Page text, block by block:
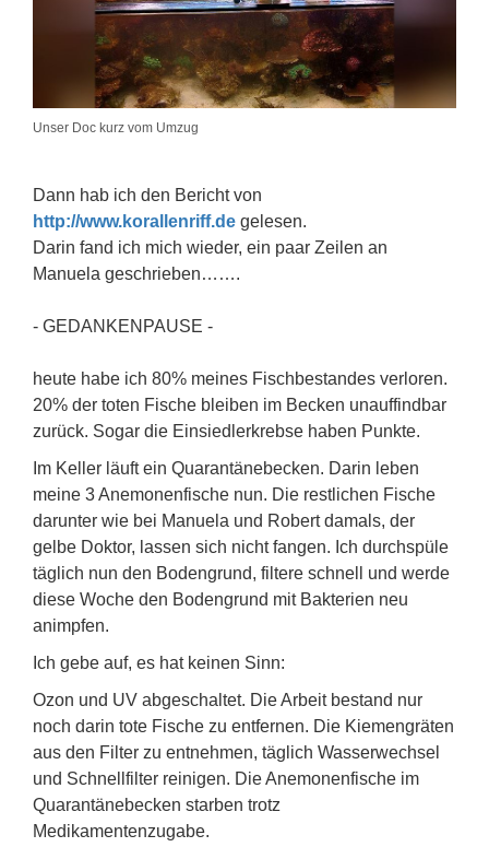
Unser Doc kurz vom Umzug
Dann hab ich den Bericht von
http://www.korallenriff.de gelesen.
Darin fand ich mich wieder, ein paar Zeilen an
Manuela geschrieben…….
- GEDANKENPAUSE -
heute habe ich 80% meines Fischbestandes verloren.
20% der toten Fische bleiben im Becken unauffindbar
zurück. Sogar die Einsiedlerkrebse haben Punkte.
Im Keller läuft ein Quarantänebecken. Darin leben
meine 3 Anemonenfische nun. Die restlichen Fische
darunter wie bei Manuela und Robert damals, der
gelbe Doktor, lassen sich nicht fangen. Ich durchspüle
täglich nun den Bodengrund, filtere schnell und werde
diese Woche den Bodengrund mit Bakterien neu
animpfen.
Ich gebe auf, es hat keinen Sinn:
Ozon und UV abgeschaltet. Die Arbeit bestand nur
noch darin tote Fische zu entfernen. Die Kiemengräten
aus den Filter zu entnehmen, täglich Wasserwechsel
und Schnellfilter reinigen. Die Anemonenfische im
Quarantänebecken starben trotz
Medikamentenzugabe.